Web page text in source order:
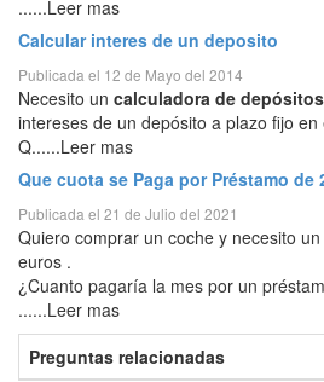
......Leer mas
Calcular interes de un deposito
Publicada el 12 de Mayo del 2014
Necesito un calculadora de depósitos
intereses de un depósito a plazo fijo en
Q......Leer mas
Que cuota se Paga por Préstamo de
Publicada el 21 de Julio del 2021
Quiero comprar un coche y necesito
euros .
¿Cuanto pagaría la mes por un
......Leer mas
Preguntas relacionadas